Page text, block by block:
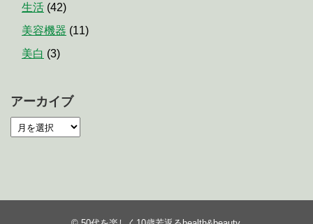
生活 (42)
美容機器 (11)
美白 (3)
アーカイブ